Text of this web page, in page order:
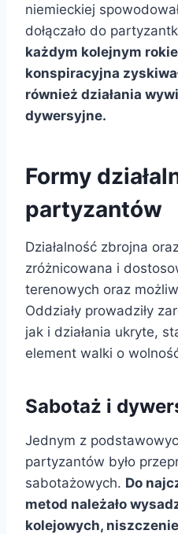
niemieckiej
dołączało do
każdym kolejnym
konspiracyjna
również działania
dywersyjne.
Formy
partyzantów
Działalność zbrojna
zróżnicowana i
terenowych oraz
Oddziały prowadziły
jak i działania ukryte,
element walki o
Sabotaż i
Jednym z
partyzantów było
sabotażowych. Do
metod należało
kolejowych,